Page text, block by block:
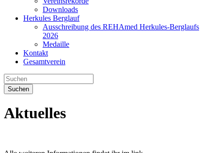
Downloads
Herkules Berglauf
Ausschreibung des REHAmed Herkules-Berglaufs
2026
Medaille
Kontakt
Gesamtverein
Suchen
Aktuelles